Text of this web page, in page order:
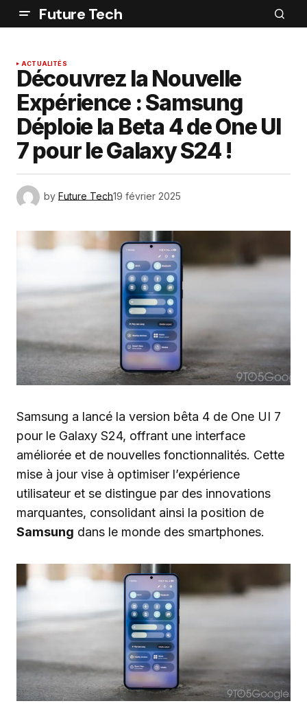
Future Tech
ACTUALITÉS
Découvrez la Nouvelle
Expérience : Samsung
Déploie la Beta 4 de One UI
7 pour le Galaxy S24 !
by Future Tech19 février 2025
Samsung a lancé la version bêta 4 de One UI 7
pour le Galaxy S24, offrant une interface
améliorée et de nouvelles fonctionnalités. Cette
mise à jour vise à optimiser l’expérience
utilisateur et se distingue par des innovations
marquantes, consolidant ainsi la position de
Samsung dans le monde des smartphones.